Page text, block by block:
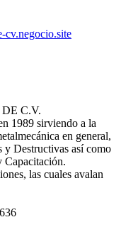
cv.negocio.site
C.V.
1989 sirviendo a la
en general,
y Destructivas así como
Capacitación.
las cuales avalan